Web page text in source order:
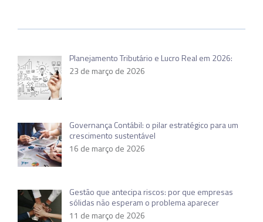
Planejamento Tributário e Lucro Real em 2026:
23 de março de 2026
Governança Contábil: o pilar estratégico para um
crescimento sustentável
16 de março de 2026
Gestão que antecipa riscos: por que empresas
sólidas não esperam o problema aparecer
11 de março de 2026